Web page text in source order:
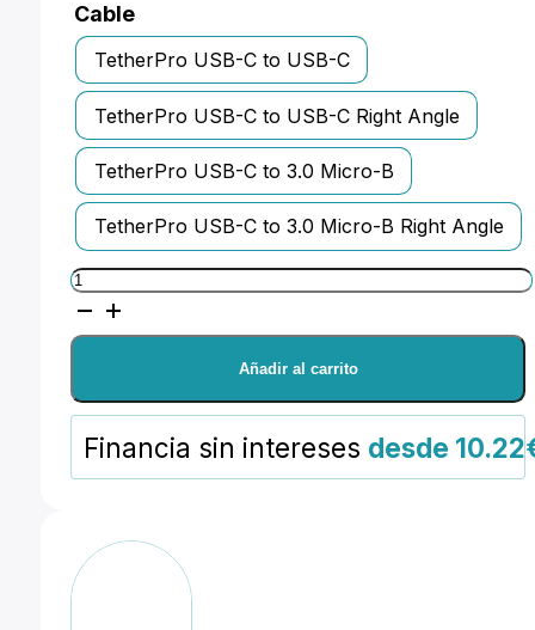
Cable
TetherPro USB-C to USB-C
TetherPro USB-C to USB-C Right Angle
TetherPro USB-C to 3.0 Micro-B
TetherPro USB-C to 3.0 Micro-B Right Angle
TetherTools
TetherBoost
Pro
31
ft.
(9.4m)
C
Cable
Añadir al carrito
Financia sin intereses desde